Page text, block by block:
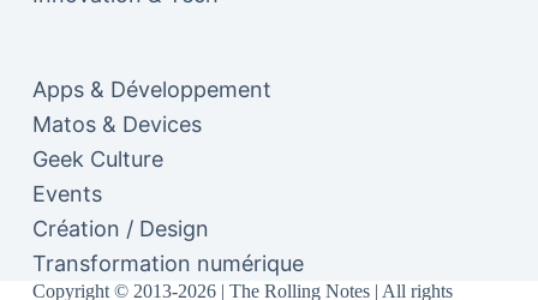
Apps & Développement
Matos & Devices
Geek Culture
Events
Création / Design
Transformation numérique
Copyright © 2013-2026 | The Rolling Notes | All rights